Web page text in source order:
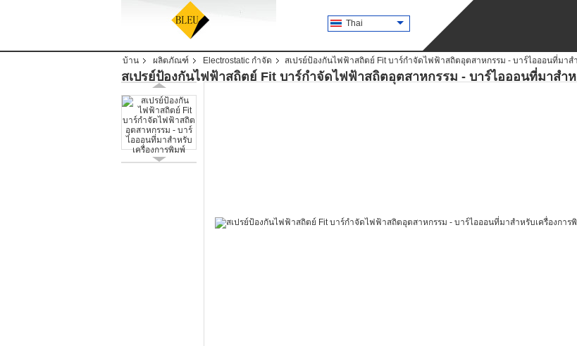
Thai
บ้าน ผลิตภัณฑ์ Electrostatic กำจัด สเปรย์ป้องกันไฟฟ้าสถิตย์ Fit บาร์กำจัดไฟฟ้าสถิตอุตสาหกรรม - บาร์ไอออนที่มาส
สเปรย์ป้องกันไฟฟ้าสถิตย์ Fit บาร์กำจัดไฟฟ้าสถิตอุตสาหกรรม - บาร์ไอออนที่มาสำ